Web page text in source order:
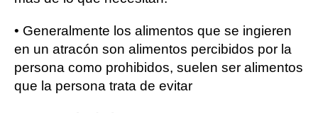
• Generalmente los alimentos que se ingieren
en un atracón son alimentos percibidos por la
persona como prohibidos, suelen ser alimentos
que la persona trata de evitar